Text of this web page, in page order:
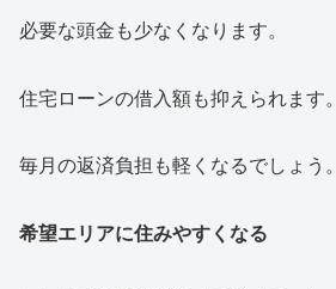
必要な頭金も少なくなります。
住宅ローンの借入額も抑えられます。
毎月の返済負担も軽くなるでしょう。
希望エリアに住みやすくなる